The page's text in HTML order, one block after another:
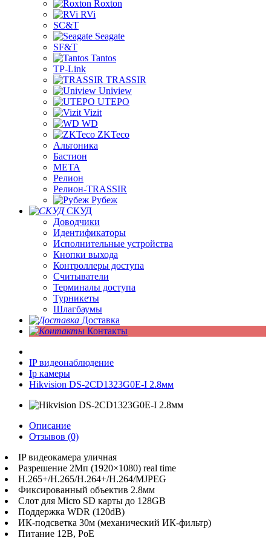
Roxton
RVi
SC&T
Seagate
SF&T
Tantos
TP-Link
TRASSIR
Uniview
UTEPO
Vizit
WD
ZKTeco
Альтоника
Бастион
МЕТА
Релион
Релион-TRASSIR
Рубеж
СКУД
Доводчики
Идентификаторы
Исполнительные устройства
Кнопки выхода
Контроллеры доступа
Считыватели
Терминалы доступа
Турникеты
Шлагбаумы
Доставка
Контакты
IP видеонаблюдение
Ip камеры
Hikvision DS-2CD1323G0E-I 2.8мм
Описание
Отзывов (0)
IP видеокамера уличная
Разрешение 2Мп (1920×1080) real time
H.265+/H.265/H.264+/H.264/MJPEG
Фиксированный объектив 2.8мм
Слот для Micro SD карты до 128GB
Поддержка WDR (120dB)
ИК-подсветка 30м (механический ИК-фильтр)
Питание 12В, PoE